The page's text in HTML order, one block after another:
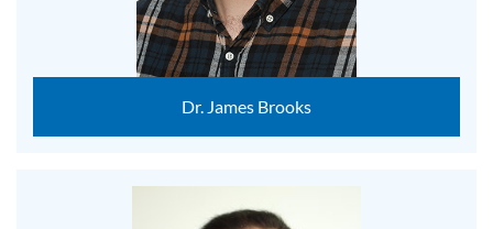
Dr. James Brooks